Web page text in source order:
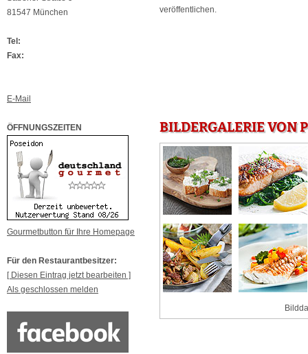
81547 München
Tel:
Fax:
E-Mail
ÖFFNUNGSZEITEN
Gourmetbutton für Ihre Homepage
Für den Restaurantbesitzer:
[ Diesen Eintrag jetzt bearbeiten ]
Als geschlossen melden
veröffentlichen.
BILDERGALERIE VON